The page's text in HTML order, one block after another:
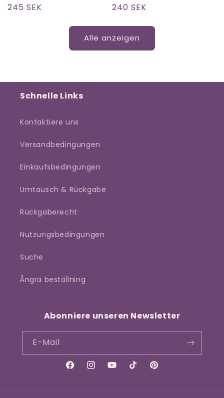
Normaler
245 SEK
Normaler
240 SEK
Alle anzeigen
Schnelle Links
Kontaktiere uns
Versandbedingungen
Einkaufsbedingungen
Umtausch & Rückgabe
Rückgaberecht
Nutzungsbedingungen
Suche
Ångra beställning
Abonniere unseren Newsletter
E-Mail
FacebookInstagramYouTubeTikTokPinterest